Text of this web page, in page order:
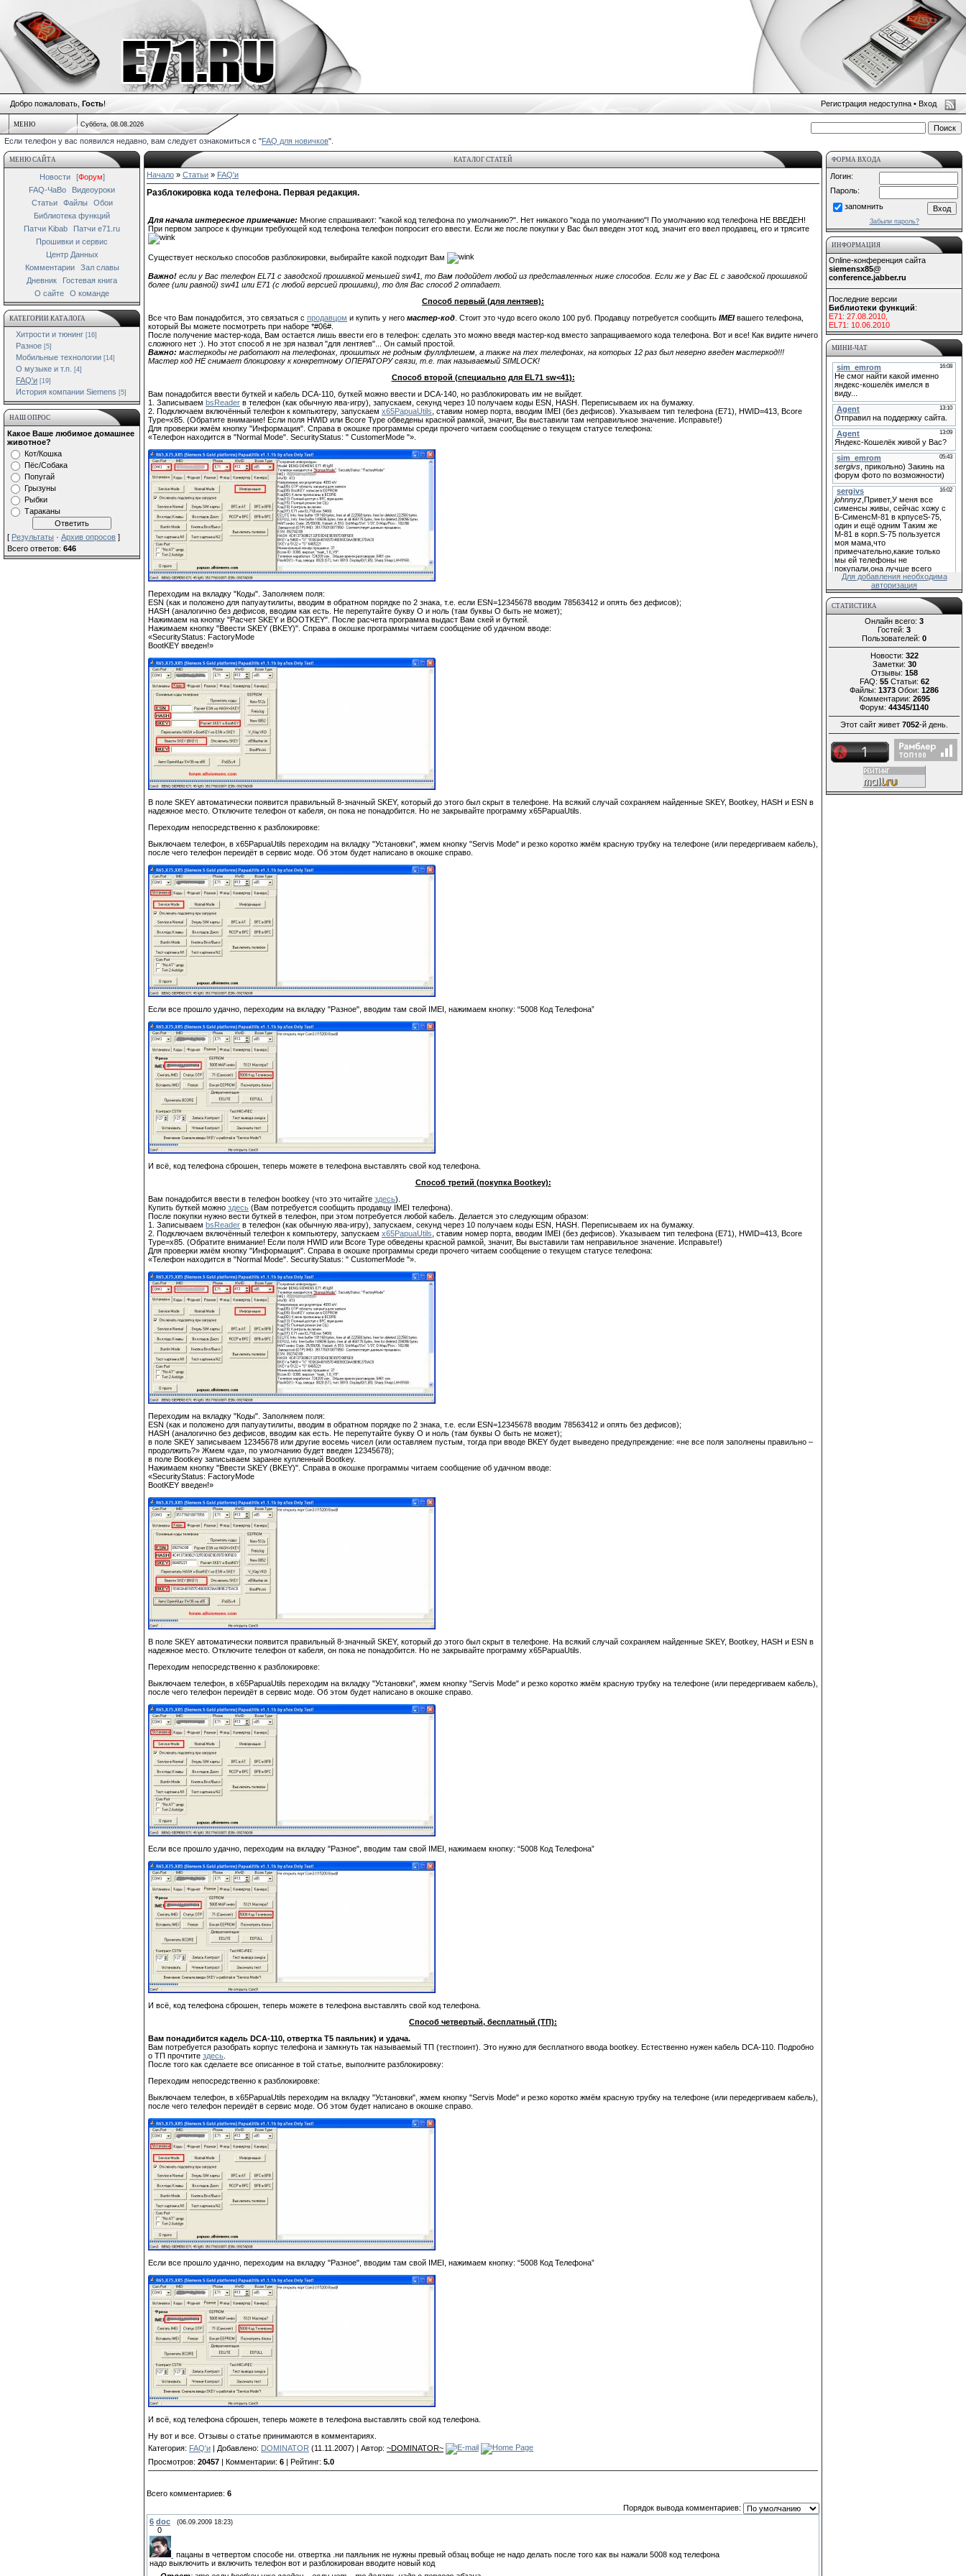
Добро пожаловать, Гость! Регистрация недоступна • Вход
МЕНЮ Суббота, 08.08.2026
Если телефон у вас появился недавно, вам следует ознакомиться с "FAQ для новичков".
МЕНЮ САЙТА
Новости [Форум]
FAQ-ЧаВо
Видеоуроки
Статьи
Файлы
Обои
Библиотека функций
Патчи Kibab
Патчи e71.ru
Прошивки и сервис
Центр Данных
Комментарии
Зал славы
Дневник
Гостевая книга
О сайте
О команде
КАТЕГОРИИ КАТАЛОГА
Хитрости и тюнинг [16]
Разное [5]
Мобильные технологии [14]
О музыке и т.п. [4]
FAQ'и [19]
История компании Siemens [5]
НАШ ОПРОС
Какое Ваше любимое домашнее
животное?
Кот/Кошка
Пёс/Собака
Попугай
Грызуны
Рыбки
Тараканы
[ Результаты · Архив опросов ]
Всего ответов: 646
КАТАЛОГ СТАТЕЙ
Начало » Статьи » FAQ'и
Разблокировка кода телефона. Первая редакция.
Для начала интересное примечание: Многие спрашивают: "какой код телефона по умолчанию?". Нет никакого "кода по умолчанию"! По умолчанию код телефона НЕ ВВЕДЕН!
При первом запросе к функции требующей код телефона телефон попросит его ввести. Если же после покупки у Вас был введен этот код, значит его ввел продавец, его и трясите
Существует несколько способов разблокировки, выбирайте какой подходит Вам
Важно! если у Вас телефон EL71 с заводской прошивкой меньшей sw41, то Вам подойдет любой из представленных ниже способов. Если же у Вас EL с заводской прошивкой
более (или равной) sw41 или E71 (с любой версией прошивки), то для Вас способ 2 отпадает.
Способ первый (для лентяев):
Все что Вам понадобится, это связаться с продавцом и купить у него мастер-код . Стоит это чудо всего около 100 руб. Продавцу потребуется сообщить IMEIвашего телефона,
который Вы можете посмотреть при наборе *#06#.
После получение мастер-кода, Вам остается лишь ввести его в телефон: сделать это можно введя мастер-код вместо запращиваемого кода телефона. Вот и все! Как видите ничего
сложного нет :). Но этот способ я не зря назвал "для лентяев"... Он самый простой.
Важно: мастеркоды не работают на телефонах, прошитых не родным фуллфлешем, а также на тех телефонах, на которых 12 раз был неверно введен мастеркод!!!
Мастер код НЕ снимает блокировку к конкретному ОПЕРАТОРУ связи, т.е. так называемый SIMLOCK!
Способ второй (специально для EL71 sw<41):
Вам понадобится ввести буткей и кабель DCA-110, буткей можно ввести и DCA-140, но разблокировать им не выйдет.
1. Записываем bsReader в телефон (как обычную ява-игру), запускаем, секунд через 10 получаем коды ESN, HASH. Переписываем их на бумажку.
2. Подключаем включённый телефон к компьютеру, запускаем x65PapuaUtils , ставим номер порта, вводим IMEI (без дефисов). Указываем тип телефона (E71), HWID=413, Bcore
Type=x85. (Обратите внимание! Если поля HWID или Bcore Type обведены красной рамкой, значит, Вы выставили там неправильное значение. Исправьте!)
Для проверки жмём кнопку "Информация". Справа в окошке программы среди прочего читаем сообщение о текущем статусе телефона:
«Телефон находится в "Normal Mode". SecurityStatus: " CustomerMode "».
Переходим на вкладку "Коды". Заполняем поля:
ESN (как и положено для папуаутилиты, вводим в обратном порядке по 2 знака, т.е. если ESN=12345678 вводим 78563412 и опять без дефисов);
HASH (аналогично без дефисов, вводим как есть. Не перепутайте букву О и ноль (там буквы О быть не может);
Нажимаем на кнопку "Расчет SKEY и BOOTKEY". После расчета программа выдаст Вам скей и буткей.
Нажимаем кнопку "Ввести SKEY (BKEY)". Справа в окошке программы читаем сообщение об удачном вводе:
«SecurityStatus: FactoryMode
BootKEY введен!»
В поле SKEY автоматически появится правильный 8-значный SKEY, который до этого был скрыт в телефоне. На всякий случай сохраняем найденные SKEY, Bootkey, HASH и ESN в
надежное место. Отключите телефон от кабеля, он пока не понадобится. Но не закрывайте программу x65PapuaUtils.
Переходим непосредственно к разблокировке:
Выключаем телефон, в x65PapuaUtils переходим на вкладку "Установки", жмем кнопку "Servis Mode" и резко коротко жмём красную трубку на телефоне (или передергиваем кабель),
после чего телефон переидёт в сервис моде. Об этом будет написано в окошке справо.
Если все прошло удачно, переходим на вкладку "Разное", вводим там свой IMEI, нажимаем кнопку: “5008 Код Телефона”
И всё, код телефона сброшен, теперь можете в телефона выставлять свой код телефона.
Способ третий (покупка Bootkey):
Вам понадобится ввести в телефон bootkey (что это читайте здесь).
Купить буткей можно здесь (Вам потребуется сообщить продавцу IMEI телефона).
После покупки нужно вести буткей в телефон, при этом потребуется любой кабель. Делается это следующим образом:
1. Записываем bsReader в телефон (как обычную ява-игру), запускаем, секунд через 10 получаем коды ESN, HASH. Переписываем их на бумажку.
2. Подключаем включённый телефон к компьютеру, запускаем x65PapuaUtils , ставим номер порта, вводим IMEI (без дефисов). Указываем тип телефона (E71), HWID=413, Bcore
Type=x85. (Обратите внимание! Если поля HWID или Bcore Type обведены красной рамкой, значит, Вы выставили там неправильное значение. Исправьте!)
Для проверки жмём кнопку "Информация". Справа в окошке программы среди прочего читаем сообщение о текущем статусе телефона:
«Телефон находится в "Normal Mode". SecurityStatus: " CustomerMode "».
Переходим на вкладку "Коды". Заполняем поля:
ESN (как и положено для папуаутилиты, вводим в обратном порядке по 2 знака, т.е. если ESN=12345678 вводим 78563412 и опять без дефисов);
HASH (аналогично без дефисов, вводим как есть. Не перепутайте букву О и ноль (там буквы О быть не может);
в поле SKEY записываем 12345678 или другие восемь чисел (или оставляем пустым, тогда при вводе BKEY будет выведено предупреждение: «не все поля заполнены правильно –
продолжить?» Жмем «да», по умолчанию будет введен 12345678);
в поле Bootkey записываем заранее купленный Bootkey.
Нажимаем кнопку "Ввести SKEY (BKEY)". Справа в окошке программы читаем сообщение об удачном вводе:
«SecurityStatus: FactoryMode
BootKEY введен!»
В поле SKEY автоматически появится правильный 8-значный SKEY, который до этого был скрыт в телефоне. На всякий случай сохраняем найденные SKEY, Bootkey, HASH и ESN в
надежное место. Отключите телефон от кабеля, он пока не понадобится. Но не закрывайте программу x65PapuaUtils.
Переходим непосредственно к разблокировке:
Выключаем телефон, в x65PapuaUtils переходим на вкладку "Установки", жмем кнопку "Servis Mode" и резко коротко жмём красную трубку на телефоне (или передергиваем кабель),
после чего телефон переидёт в сервис моде. Об этом будет написано в окошке справо.
Если все прошло удачно, переходим на вкладку "Разное", вводим там свой IMEI, нажимаем кнопку: “5008 Код Телефона”
И всё, код телефона сброшен, теперь можете в телефона выставлять свой код телефона.
Способ четвертый, бесплатный (ТП):
Вам понадибится кадель DCA-110, отвертка Т5 паяльник) и удача.
Вам потребуется разобрать корпус телефона и замкнуть так называемый ТП (тестпоинт). Это нужно для бесплатного ввода bootkey. Естественно нужен кабель DCA-110. Подробно
о ТП прочтите здесь
После того как сделаете все описанное в той статье, выполните разблокировку:
Переходим непосредственно к разблокировке:
Выключаем телефон, в x65PapuaUtils переходим на вкладку "Установки", жмем кнопку "Servis Mode" и резко коротко жмём красную трубку на телефоне (или передергиваем кабель),
после чего телефон переидёт в сервис моде. Об этом будет написано в окошке справо.
Если все прошло удачно, переходим на вкладку "Разное", вводим там свой IMEI, нажимаем кнопку: “5008 Код Телефона”
И всё, код телефона сброшен, теперь можете в телефона выставлять свой код телефона.
Ну вот и все. Отзывы о статье принимаются в комментариях.
Категория: FAQ'и | Добавлено: DOMINATOR (11.11.2007) | Автор: ~DOMINATOR~
Просмотров: 20457 | Комментарии: 6 | Рейтинг: 5.0
Всего комментариев: 6
Порядок вывода комментариев:
6 doc (06.09.2009 18:23)
0
пацаны в четвертом способе ни. отвертка .ни паяльник не нужны превый обзац вобще не надо делать после того как вы нажали 5008 код телефона
надо выключить и включить телефон вот и разблокирован вводите новый код
ФОРМА ВХОДА
Логин:
Пароль:
запомнить
Забыли пароль?
ИНФОРМАЦИЯ
Online-конференция сайта
siemensx85@
conference.jabber.ru
Последние версии
Библиотеки функций:
E71: 27.08.2010,
EL71: 10.06.2010
МИНИ-ЧАТ
Для добавления необходима
авторизация
СТАТИСТИКА
Онлайн всего: 3
Гостей: 3
Пользователей: 0
Новости: 322
Заметки: 30
Отзывы: 158
FAQ: 55Статьи: 62
Файлы: 1373 Обои: 1286
Комментарии: 2695
Форум: 44345/1140
Этот сайт живет 7052-й день.